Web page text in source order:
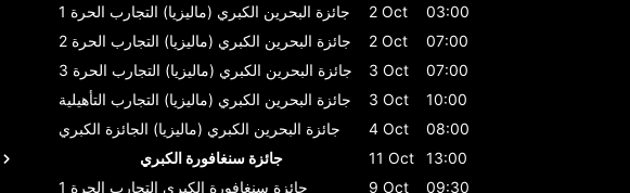
جائزة البحرين الكبري (ماليزيا) التجارب الحرة 1 2 Oct
03:00
جائزة البحرين الكبري (ماليزيا) التجارب الحرة 2 2 Oct
07:00
جائزة البحرين الكبري (ماليزيا) التجارب الحرة 3 3 Oct
07:00
جائزة البحرين الكبري (ماليزيا) التجارب التأهيلية 3 Oct
10:00
جائزة البحرين الكبري (ماليزيا) الجائزة الكبري 4 Oct
08:00
جائزة سنغافورة الكبري
11 Oct
13:00
جائزة سنغافورة الكبري التجارب الحرة 1 9 Oct
09:30